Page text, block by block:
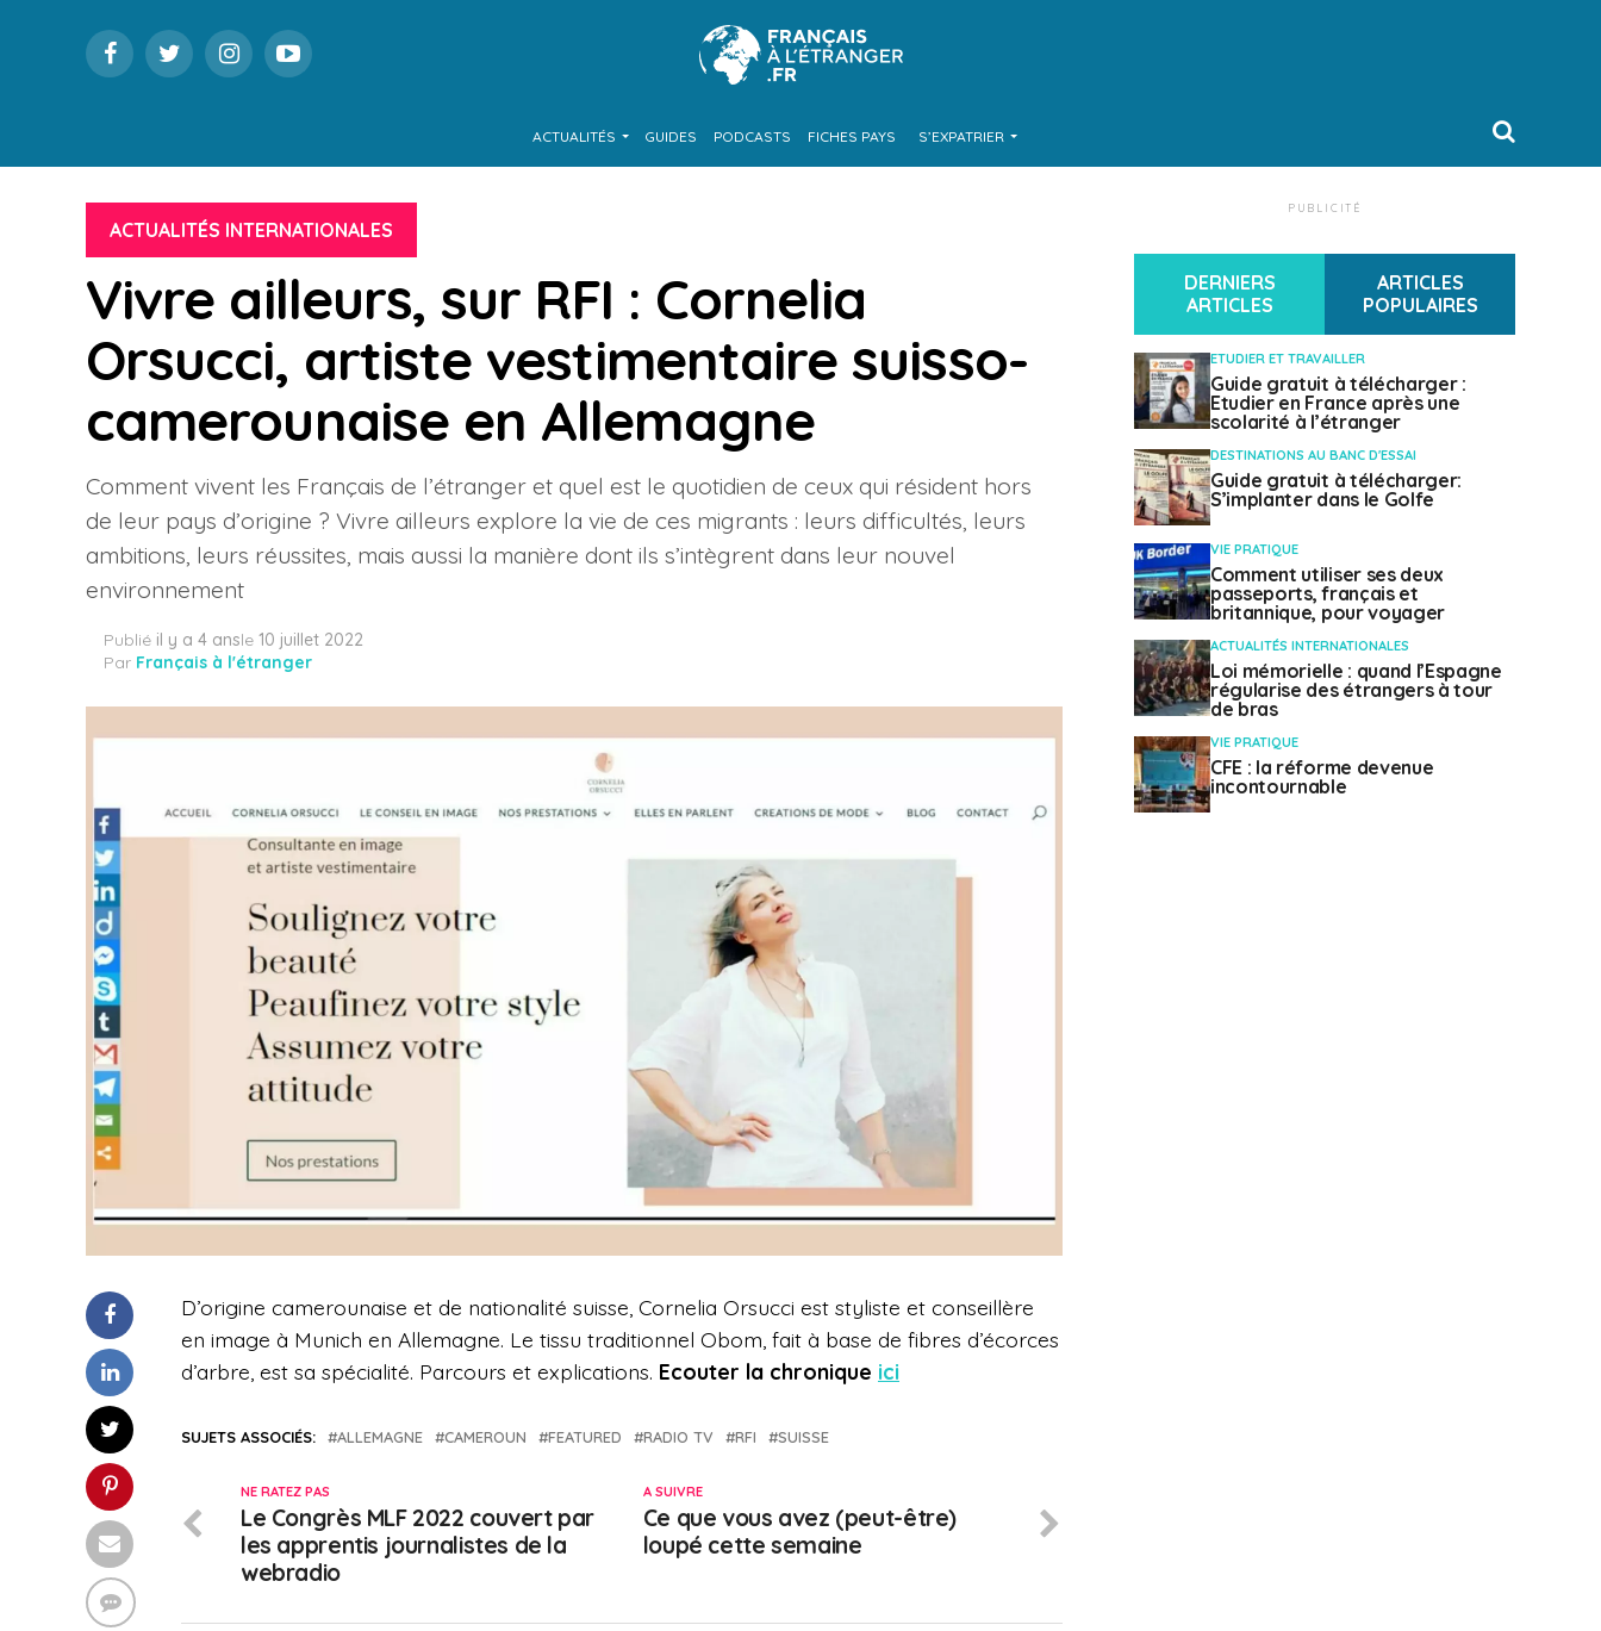
ACTUALITÉS GUIDES PODCASTS FICHES PAYS S’EXPATRIER
ACTUALITÉS INTERNATIONALES
Vivre ailleurs, sur RFI : Cornelia
Orsucci, artiste vestimentaire suisso-
camerounaise en Allemagne
Comment vivent les Français de l’étranger et quel est le quotidien de ceux qui résident hors
de leur pays d’origine ? Vivre ailleurs explore la vie de ces migrants : leurs difficultés, leurs
ambitions, leurs réussites, mais aussi la manière dont ils s’intègrent dans leur nouvel
environnement
Publié il y a 4 ansle 10 juillet 2022
Par Français à l'étranger
D’origine camerounaise et de nationalité suisse, Cornelia Orsucci est styliste et conseillère
en image à Munich en Allemagne. Le tissu traditionnel Obom, fait à base de fibres d’écorces
d’arbre, est sa spécialité. Parcours et explications. Ecouter la chronique ici
SUJETS ASSOCIÉS: ALLEMAGNE CAMEROUN FEATURED RADIO TV RFI SUISSE
A SUIVRE
Ce que vous avez (peut-être)
loupé cette semaine
NE RATEZ PAS
Le Congrès MLF 2022 couvert par
les apprentis journalistes de la
webradio
PUBLICITÉ
DERNIERS
ARTICLES
ARTICLES
POPULAIRES
ETUDIER ET TRAVAILLER
Guide gratuit à télécharger :
Etudier en France après une
scolarité à l’étranger
DESTINATIONS AU BANC D'ESSAI
Guide gratuit à télécharger:
S’implanter dans le Golfe
VIE PRATIQUE
Comment utiliser ses deux
passeports, français et
britannique, pour voyager
ACTUALITÉS INTERNATIONALES
Loi mémorielle : quand l’Espagne
régularise des étrangers à tour
de bras
VIE PRATIQUE
CFE : la réforme devenue
incontournable